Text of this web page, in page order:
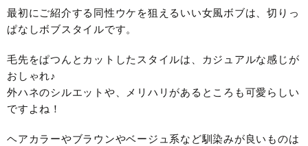
最初にご紹介する同性ウケを狙えるいい女風ボブは、切りっ
ぱなしボブスタイルです。
毛先をぱつんとカットしたスタイルは、カジュアルな感じが
おしゃれ♪
外ハネのシルエットや、メリハリがあるところも可愛らしい
ですよね！
ヘアカラーやブラウンやベージュ系など馴染みが良いものは